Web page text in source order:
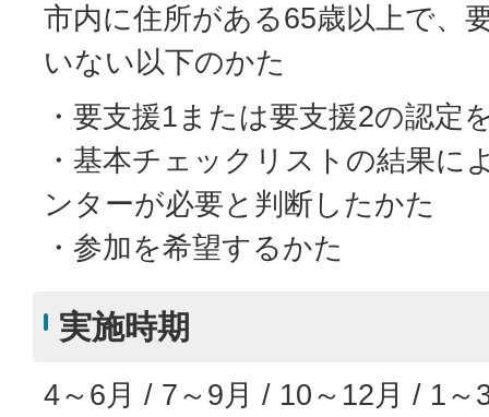
市内に住所がある65歳以上で、
いない以下のかた
・要支援1または要支援2の認定
・基本チェックリストの結果に
ンターが必要と判断したかた
・参加を希望するかた
実施時期
4～6月 / 7～9月 / 10～12月 / 1～